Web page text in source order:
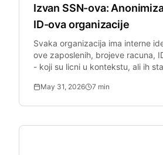
Izvan SSN-ova:
ID-ova organizacije
Svaka organizacija ima interne
ove zaposlenih, brojeve racuna,
- koji su licni u kontekstu, ali ih
podatke.
May 31, 2026 7 min